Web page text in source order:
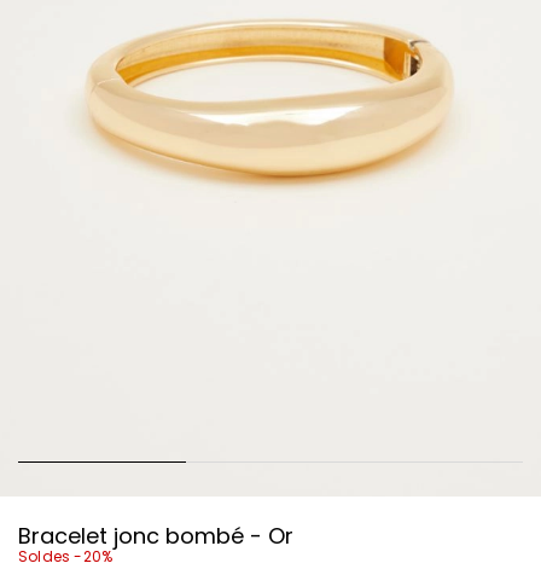
Bracelet jonc bombé - Or
Soldes -20%